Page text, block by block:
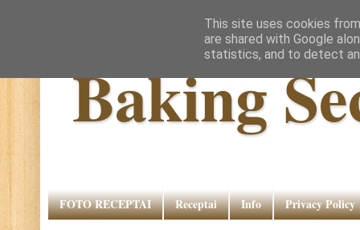
Baking
FOTO RECEPTAI Receptai Info Privacy Policy
This site uses cookies
are shared with Google
statistics, and to detect